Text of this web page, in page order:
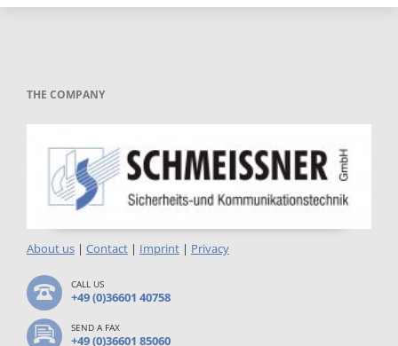
THE COMPANY
About us| Contact| Imprint| Privacy
CALL US
+49 (0)36601 40758
SEND A FAX
+49 (0)36601 85060